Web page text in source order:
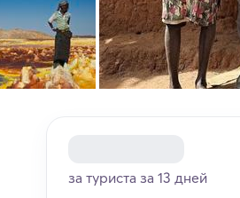
за туриста за 13 дней